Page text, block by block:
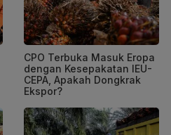
CPO Terbuka Masuk Eropa
dengan Kesepakatan IEU-
CEPA, Apakah Dongkrak
Ekspor?